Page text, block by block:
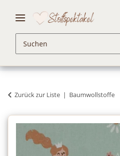
Zurück zur Liste Baumwollstoffe